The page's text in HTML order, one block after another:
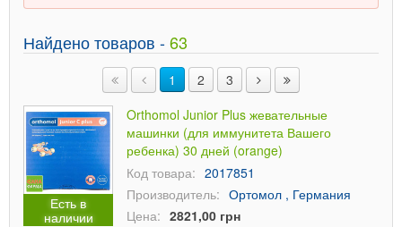
Найдено товаров -63
1 2 3
Есть в
наличии
Orthomol Junior Plus жевательные
машинки (для иммунитета Вашего
ребенка) 30 дней (orange)
Код товара: 2017851
Производитель: Ортомол , Германия
Цена: 2821,00 грн